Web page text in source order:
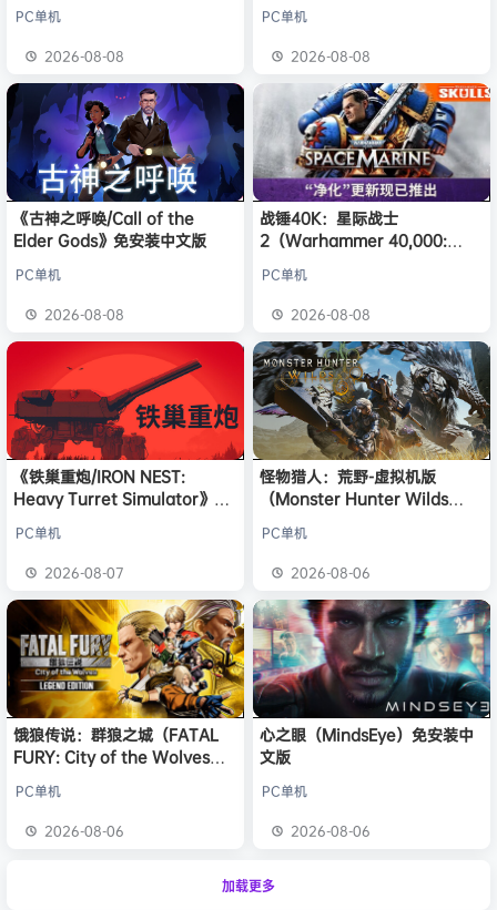
免安装中文版
PC单机
2026-08-08
PC单机
2026-08-08
《古神之呼唤/Call of the
Elder Gods》免安装中文版
PC单机
2026-08-08
战锤40K：星际战士
2（Warhammer 40,000:
版
PC单机
2026-08-08
《铁巢重炮/IRON NEST:
Heavy Turret Simulator》免
PC单机
2026-08-07
怪物猎人：荒野-虚拟机版
（Monster Hunter Wilds
PC单机
2026-08-06
饿狼传说：群狼之城（FATAL
FURY: City of the Wolves）
PC单机
2026-08-06
心之眼（MindsEye）免安装中
文版
PC单机
2026-08-06
加载更多